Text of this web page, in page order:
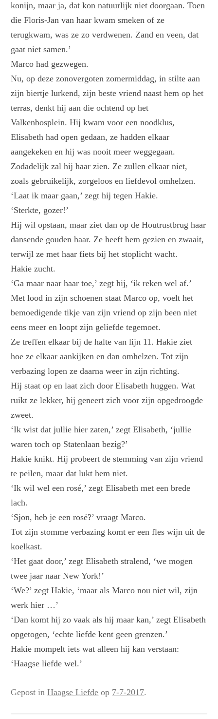
konijn, maar ja, dat kon natuurlijk niet doorgaan. Toen
die Floris-Jan van haar kwam smeken of ze
terugkwam, was ze zo verdwenen. Zand en veen, dat
gaat niet samen.’
Marco had gezwegen.
Nu, op deze zonovergoten zomermiddag, in stilte aan
zijn biertje lurkend, zijn beste vriend naast hem op het
terras, denkt hij aan die ochtend op het
Valkenbosplein. Hij kwam voor een noodklus,
Elisabeth had open gedaan, ze hadden elkaar
aangekeken en hij was nooit meer weggegaan.
Zodadelijk zal hij haar zien. Ze zullen elkaar niet,
zoals gebruikelijk, zorgeloos en liefdevol omhelzen.
‘Laat ik maar gaan,’ zegt hij tegen Hakie.
‘Sterkte, gozer!’
Hij wil opstaan, maar ziet dan op de Houtrustbrug haar
dansende gouden haar. Ze heeft hem gezien en zwaait,
terwijl ze met haar fiets bij het stoplicht wacht.
Hakie zucht.
‘Ga maar naar haar toe,’ zegt hij, ‘ik reken wel af.’
Met lood in zijn schoenen staat Marco op, voelt het
bemoedigende tikje van zijn vriend op zijn been niet
eens meer en loopt zijn geliefde tegemoet.
Ze treffen elkaar bij de halte van lijn 11. Hakie ziet
hoe ze elkaar aankijken en dan omhelzen. Tot zijn
verbazing lopen ze daarna weer in zijn richting.
Hij staat op en laat zich door Elisabeth huggen. Wat
ruikt ze lekker, hij geneert zich voor zijn opgedroogde
zweet.
‘Ik wist dat jullie hier zaten,’ zegt Elisabeth, ‘jullie
waren toch op Statenlaan bezig?’
Hakie knikt. Hij probeert de stemming van zijn vriend
te peilen, maar dat lukt hem niet.
‘Ik wil wel een rosé,’ zegt Elisabeth met een brede
lach.
‘Sjon, heb je een rosé?’ vraagt Marco.
Tot zijn stomme verbazing komt er een fles wijn uit de
koelkast.
‘Het gaat door,’ zegt Elisabeth stralend, ‘we mogen
twee jaar naar New York!’
‘We?’ zegt Hakie, ‘maar als Marco nou niet wil, zijn
werk hier …’
‘Dan komt hij zo vaak als hij maar kan,’ zegt Elisabeth
opgetogen, ‘echte liefde kent geen grenzen.’
Hakie mompelt iets wat alleen hij kan verstaan:
‘Haagse liefde wel.’
Gepost inHaagse Liefde op 7-7-2017.